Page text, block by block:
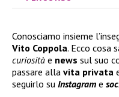
Conosciamo insieme
Vito Coppola. Ecco cosa
curiosità e news sul suo
passare alla vita privata
seguirlo su Instagram e